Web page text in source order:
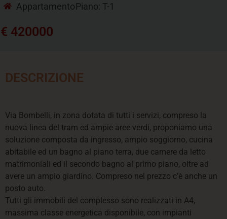
AppartamentoPiano: T-1
€ 420000
DESCRIZIONE
Via Bombelli, in zona dotata di tutti i servizi, compreso la
nuova linea del tram ed ampie aree verdi, proponiamo una
soluzione composta da ingresso, ampio soggiorno, cucina
abitabile ed un bagno al piano terra, due camere da letto
matrimoniali ed il secondo bagno al primo piano, oltre ad
avere un ampio giardino. Compreso nel prezzo c’è anche un
posto auto.
Tutti gli immobili del complesso sono realizzati in A4,
massima classe energetica disponibile, con impianti